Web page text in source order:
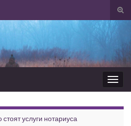
стоят услуги нотариуса